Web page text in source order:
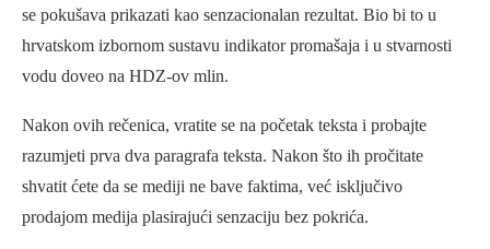
se pokušava prikazati kao senzacionalan rezultat. Bio bi to u
hrvatskom izbornom sustavu indikator promašaja i u stvarnosti
vodu doveo na HDZ-ov mlin.
Nakon ovih rečenica, vratite se na početak teksta i probajte
razumjeti prva dva paragrafa teksta. Nakon što ih pročitate
shvatit ćete da se mediji ne bave faktima, već isključivo
prodajom medija plasirajući senzaciju bez pokrića.